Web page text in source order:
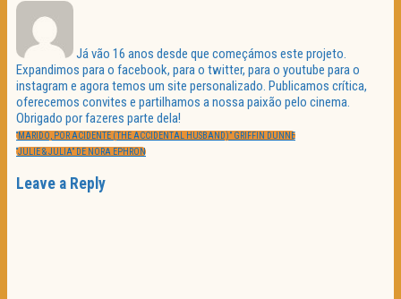
Já vão 16 anos desde que começámos este projeto.
Expandimos para o facebook, para o twitter, para o youtube para o
instagram e agora temos um site personalizado. Publicamos crítica,
oferecemos convites e partilhamos a nossa paixão pelo cinema.
Obrigado por fazeres parte dela!
Navegação
de
artigos
PREVIOUS
POST:
“MARIDO, POR ACIDENTE (THE ACCIDENTAL HUSBAND)” GRIFFIN DUNNE
NEXT
POST:
“JULIE & JULIA” DE NORA EPHRON
Leave a Reply